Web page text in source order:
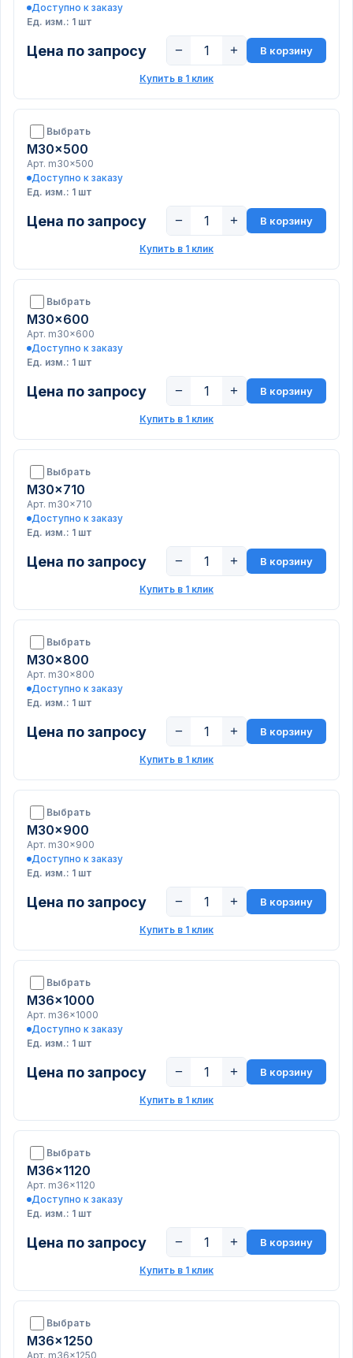
Доступно к заказу
Ед. изм.: 1 шт
Цена по запросу − + В корзину
Купить в 1 клик
Выбрать
M30x500
Арт. m30x500
Доступно к заказу
Ед. изм.: 1 шт
Цена по запросу − + В корзину
Купить в 1 клик
Выбрать
M30x600
Арт. m30x600
Доступно к заказу
Ед. изм.: 1 шт
Цена по запросу − + В корзину
Купить в 1 клик
Выбрать
M30x710
Арт. m30x710
Доступно к заказу
Ед. изм.: 1 шт
Цена по запросу − + В корзину
Купить в 1 клик
Выбрать
M30x800
Арт. m30x800
Доступно к заказу
Ед. изм.: 1 шт
Цена по запросу − + В корзину
Купить в 1 клик
Выбрать
M30x900
Арт. m30x900
Доступно к заказу
Ед. изм.: 1 шт
Цена по запросу − + В корзину
Купить в 1 клик
Выбрать
M36x1000
Арт. m36x1000
Доступно к заказу
Ед. изм.: 1 шт
Цена по запросу − + В корзину
Купить в 1 клик
Выбрать
M36x1120
Арт. m36x1120
Доступно к заказу
Ед. изм.: 1 шт
Цена по запросу − + В корзину
Купить в 1 клик
Выбрать
M36x1250
Арт. m36x1250